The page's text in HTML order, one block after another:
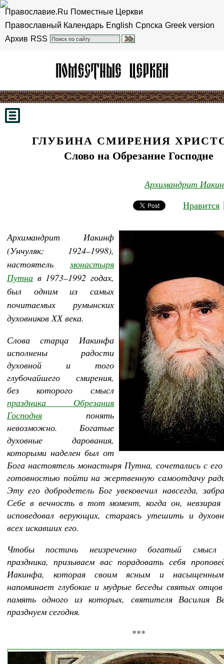
Православие.Ru Поместные Церкви
Православный Календарь English Српска Greek version
Архив RSS
ГЛУБИНА СМИРЕНИЯ
Слово на Обрезание Господне
Архимандрит
Нравится
Архимандрит Иакинф
(Унчуляк; 1924–1998),
настоятельмонастыря
Путнав 1973–1992 годах,
был одним из самых
почитаемых румынских
духовников ХХ века.
Слова старца Иакинфа
исполнены радости
духовной и того
глубочайшего смирения,
без которого смысл
праздника Обрезания
Господняпонять
невозможно. Богатые
духовные дарования,
которыми наделен был от
Бога настоятель монастыря Путна, сочетались с его
готовностью пойти на жертвенную самоотдачу
Эту его добродетель Бог увековечил навсегда,
Себе в вечность в тот момент, когда он, невзирая
исповедовал верующих, стараясь утешить и
всех искавших его.
Чтобы постичь неизреченно богатый смысл
праздника, призываем вас порадовать себя
Иакинфа, которая своим ясным и
напоминает глубокие и мудрые беседы святых
память одного из которых, святителя Василия
празднуем сегодня.
***